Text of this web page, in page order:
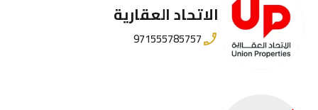
الاتحاد العقارية
971555785757